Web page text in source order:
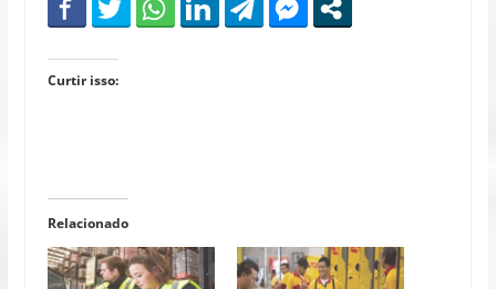
Curtir isso:
Relacionado